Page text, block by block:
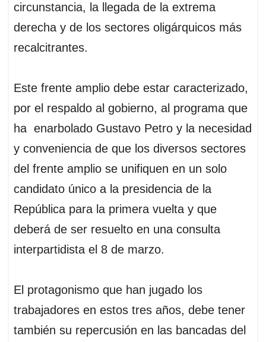
circunstancia, la llegada de la extrema
derecha y de los sectores oligárquicos más
recalcitrantes.
Este frente amplio debe estar caracterizado,
por el respaldo al gobierno, al programa que
ha enarbolado Gustavo Petro y la necesidad
y conveniencia de que los diversos sectores
del frente amplio se unifiquen en un solo
candidato único a la presidencia de la
República para la primera vuelta y que
deberá de ser resuelto en una consulta
interpartidista el 8 de marzo.
El protagonismo que han jugado los
trabajadores en estos tres años, debe tener
también su repercusión en las bancadas del